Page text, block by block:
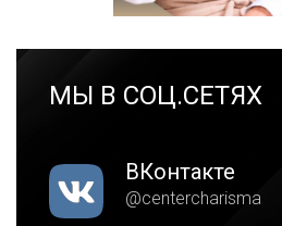
МЫ В СОЦ.СЕТЯХ
ВКонтакте
@centercharisma